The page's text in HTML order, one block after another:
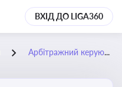
ВХІД ДО LIGA360
Арбітражний керуючий та його діяльність